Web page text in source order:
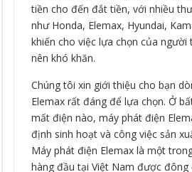
tiền cho đến đắt tiền, với nhiều
như Honda, Elemax, Hyundai,
khiến cho việc lựa chọn của người
nên khó khăn.
Chúng tôi xin giới thiệu cho bạn
Elemax rất đáng để lựa chọn. Ở
mất điện nào, máy phát điện
định sinh hoạt và công việc sản
Máy phát điện Elemax là một
hàng đầu tại Việt Nam được đông